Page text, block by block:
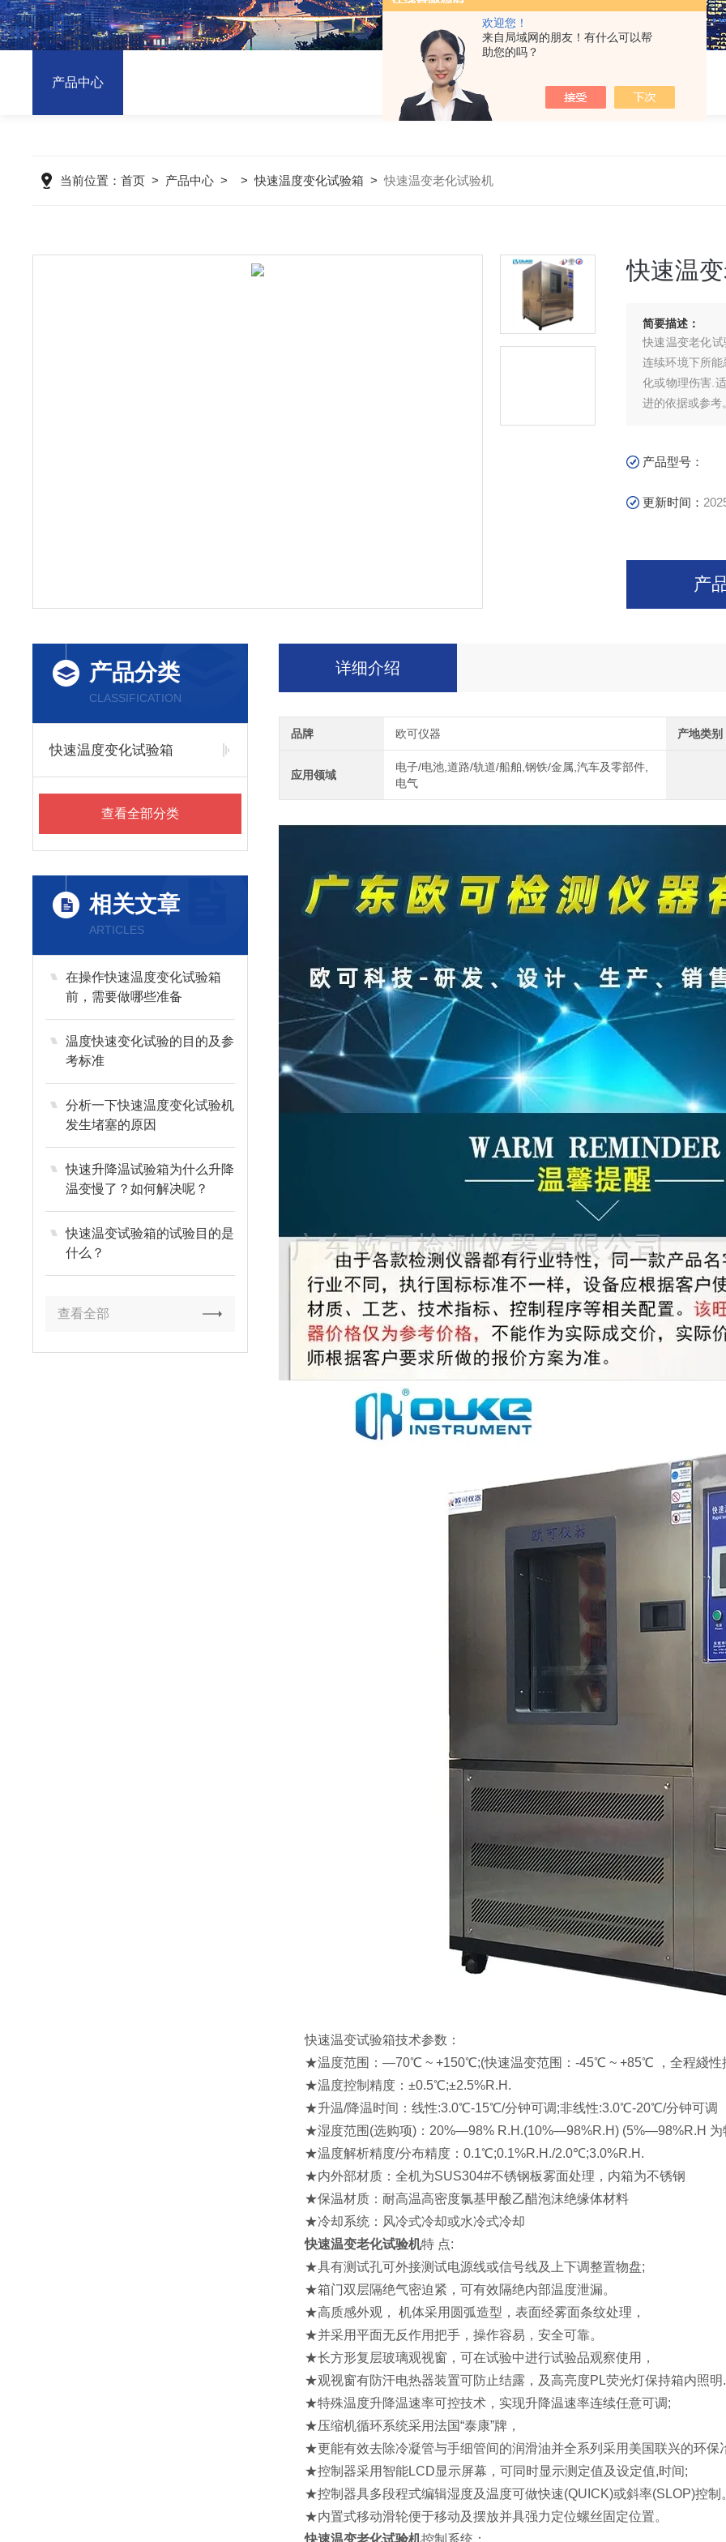
欢迎您！
来自局域网的朋友！有什么可以帮
助您的吗？
产品中心
当前位置：首页 > 产品中心 > >快速温度变化试验箱 >快速温变老化试验机
快速温
简要描述：
快速温变老化
连续环境下所
化或物理伤害.
进的依据或参考
产品型号：
更新时间：
产
产品分类
CLASSIFICATION
快速温度变化试验箱
查看全部分类
相关文章
ARTICLES
在操作快速温度变化试验箱
前，需要做哪些准备
温度快速变化试验的目的及参
考标准
分析一下快速温度变化试验机
发生堵塞的原因
快速升降温试验箱为什么升降
温变慢了？如何解决呢？
快速温变试验箱的试验目的是
什么？
查看全部
详细介绍
品牌 欧可仪器 产地类别
应用领域
电子/电池,道路/轨道/船舶,钢铁/金属,汽车及零部件,
电气
快速温变试验箱技术参数：
★温度范围：—70℃ ~ +150℃;(快速温变范围：-45℃ ~ +85℃ ，全程綫性
★温度控制精度：±0.5℃;±2.5%R.H.
★升温/降温时间：线性:3.0℃-15℃/分钟可调;非线性:3.0℃-20℃/分钟可调
★湿度范围(选购项)：20%—98% R.H.(10%—98%R.H) (5%—98%R.H 为
★温度解析精度/分布精度：0.1℃;0.1%R.H./2.0℃;3.0%R.H.
★内外部材质：全机为SUS304#不锈钢板雾面处理，内箱为不锈钢
★保温材质：耐高温高密度氯基甲酸乙醋泡沫绝缘体材料
★冷却系统：风冷式冷却或水冷式冷却
快速温变老化试验机特 点:
★具有测试孔可外接测试电源线或信号线及上下调整置物盘;
★箱门双层隔绝气密迫紧，可有效隔绝内部温度泄漏。
★高质感外观， 机体采用圆弧造型，表面经雾面条纹处理，
★并采用平面无反作用把手，操作容易，安全可靠。
★长方形复层玻璃观视窗，可在试验中进行试验品观察使用，
★观视窗有防汗电热器装置可防止结露，及高亮度PL荧光灯保持箱内照明.
★特殊温度升降温速率可控技术，实现升降温速率连续任意可调;
★压缩机循环系统采用法国“泰康”牌，
★更能有效去除冷凝管与手细管间的润滑油并全系列采用美国联兴的环保
★控制器采用智能LCD显示屏幕，可同时显示测定值及设定值,时间;
★控制器具多段程式编辑湿度及温度可做快速(QUICK)或斜率(SLOP)控制
★内置式移动滑轮便于移动及摆放并具强力定位螺丝固定位置。
快速温变老化试验机控制系统：